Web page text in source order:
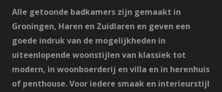
Alle getoonde badkamers zijn gemaakt in
Groningen, Haren en Zuidlaren en geven een
goede indruk van de mogelijkheden in
uiteenlopende woonstijlen van klassiek tot
modern, in woonboerderij en villa en in herenhuis
of penthouse. Voor iedere smaak en interieurstijl